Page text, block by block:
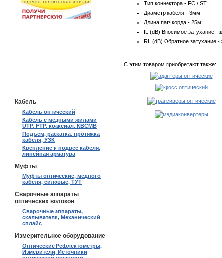
.
Кабель
Кабель оптический
Кабель с медными жилами
UTP, FTP, коаксиал, КВСМВ
Подъём, раскатка, протяжка
кабеля, УЗК
Крепление и подвес кабеля,
линейная арматура
Муфты
Муфты оптические, медного
кабеля, силовые, ТУТ
Сварочные аппараты
оптических волокон
Сварочные аппараты,
скалыватели, Механический
сплайс
Измерительное оборудование
Оптические Рефлектометры,
Измерители, Источники
Тип коннектора - FC / ST;
Диаметр кабеля - 3мм;
Длина патчкорда - 25м;
IL (dB) Вносимое затухание -
RL (dB) Обратное затухание -
С этим товаром приобретают также: